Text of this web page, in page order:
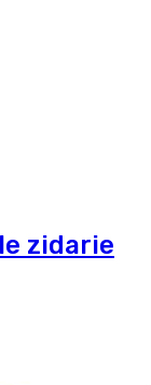
zidarie